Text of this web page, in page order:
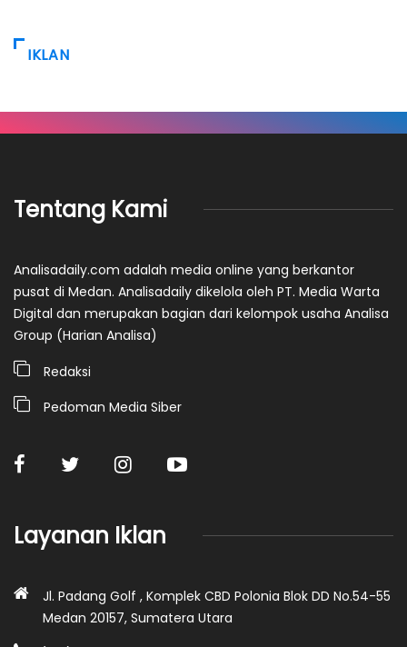
IKLAN
Tentang Kami
Analisadaily.com adalah media online yang berkantor
pusat di Medan. Analisadaily dikelola oleh PT. Media Warta
Digital dan merupakan bagian dari kelompok usaha Analisa
Group (Harian Analisa)
Redaksi
Pedoman Media Siber
Layanan Iklan
Jl. Padang Golf , Komplek CBD Polonia Blok DD No.54-55
Medan 20157, Sumatera Utara